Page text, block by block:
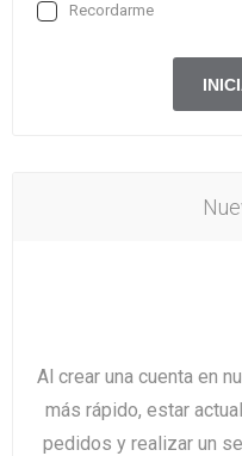
Recordarme
Al crear una cuenta en
más rápido, estar
pedidos y realizar un